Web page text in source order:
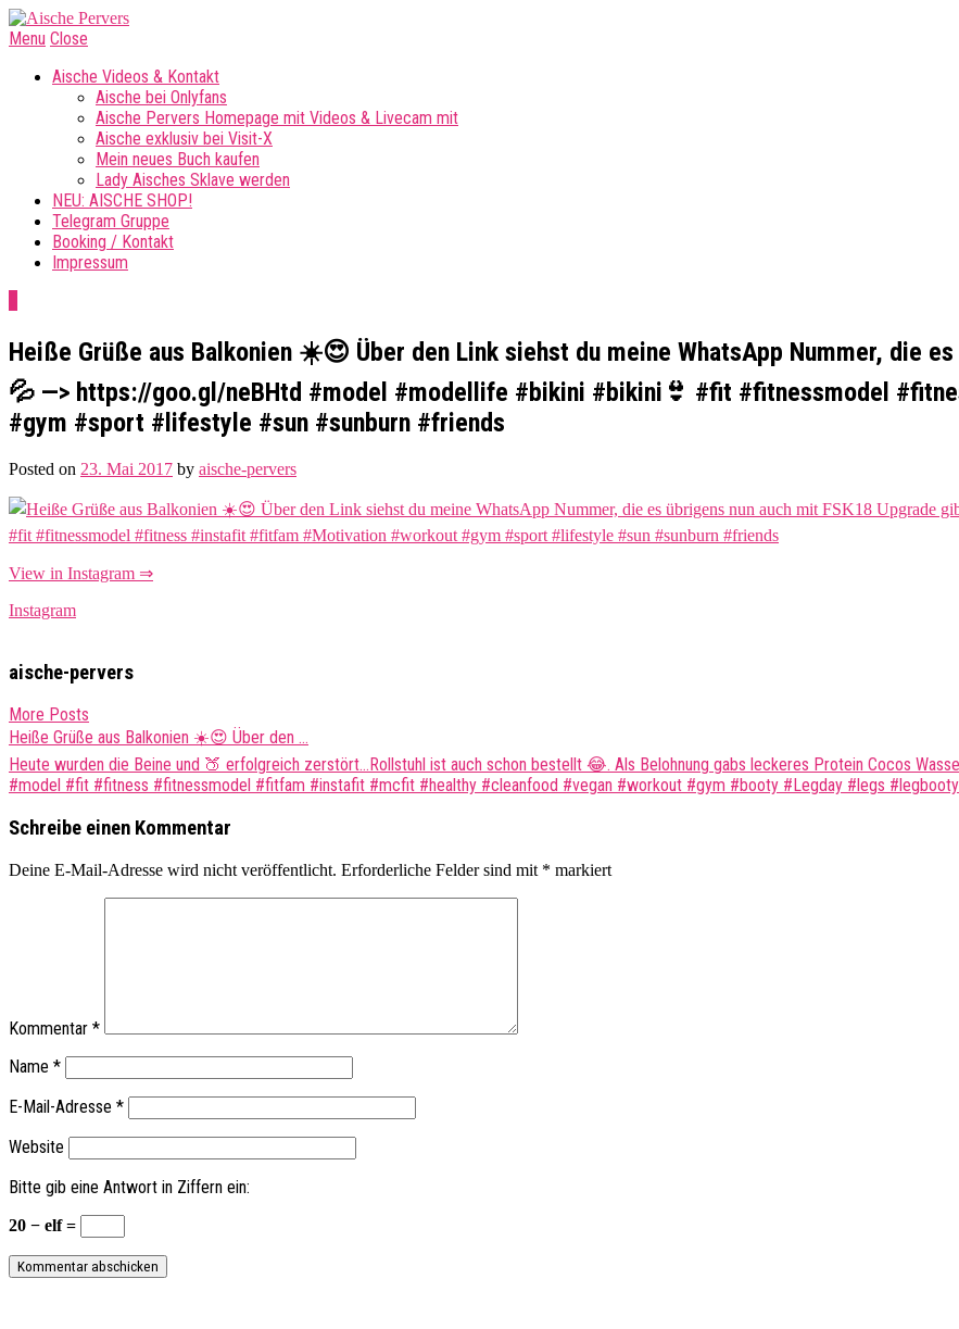
Menu Close
Aische Videos & Kontakt
Aische bei Onlyfans
Aische Pervers Homepage mit Videos & Livecam mit
Aische exklusiv bei Visit-X
Mein neues Buch kaufen
Lady Aisches Sklave werden
NEU: AISCHE SHOP!
Telegram Gruppe
Booking / Kontakt
Impressum
Heiße Grüße aus Balkonien ☀️😍 Über den Link siehst du meine WhatsApp Nummer, die
💦 —> https://goo.gl/neBHtd #model #modellife #bikini #bikini👙 #fit #fitnessmodel
#gym #sport #lifestyle #sun #sunburn #friends
Posted on 23. Mai 2017 by aische-pervers
View in Instagram ⇒
Instagram
aische-pervers
More Posts
Post
navigation
Heiße Grüße aus Balkonien ☀️😍 Über den …
Heute wurden die Beine und 🍑 erfolgreich zerstört…Rollstuhl ist auch schon bestellt 😂. Als Belohnung gabs leckeres Protein Cocos
#model #fit #fitness #fitnessmodel #fitfam #instafit #mcfit #healthy #cleanfood #vegan #workout #gym #booty #Legday #legs
Schreibe einen Kommentar
Deine E-Mail-Adresse wird nicht veröffentlicht. Erforderliche Felder sind mit * markiert
Kommentar *
Name *
E-Mail-Adresse *
Website
Bitte gib eine Antwort in Ziffern ein:
20 − elf =